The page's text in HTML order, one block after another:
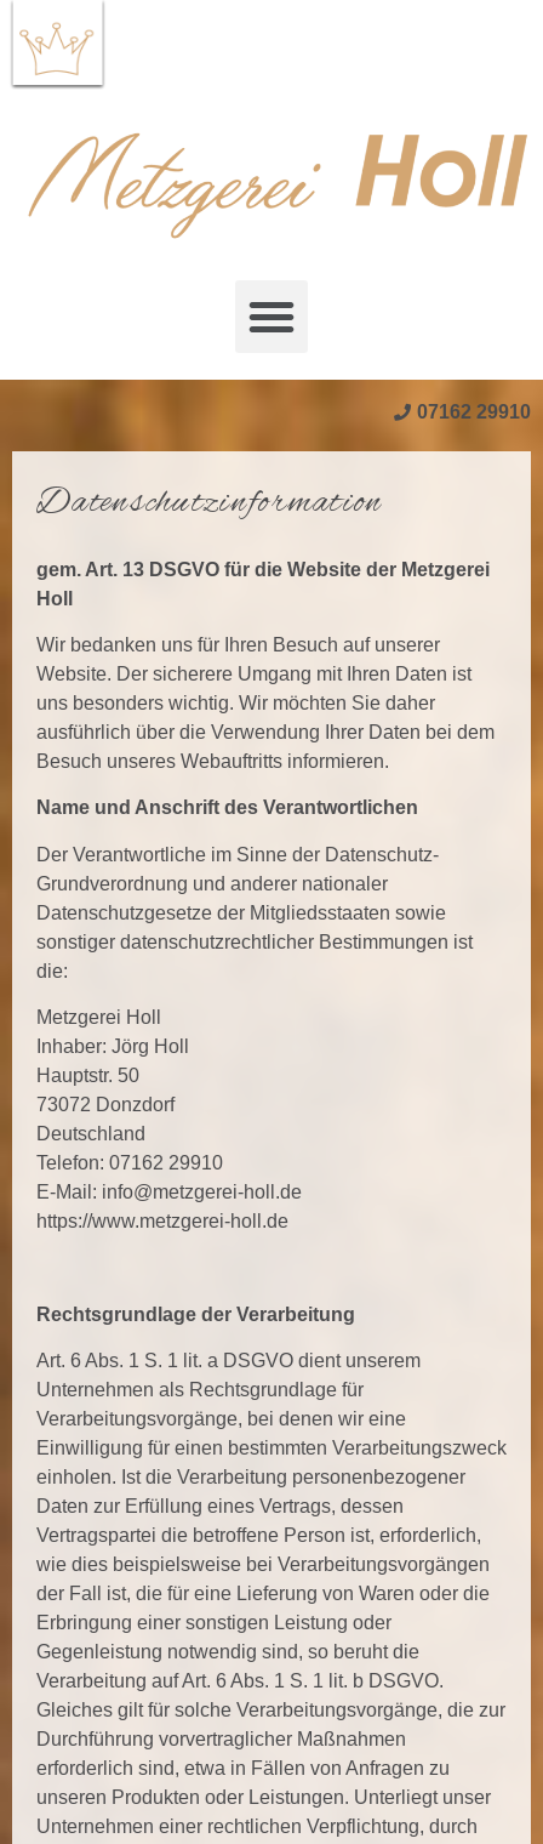
07162 29910
Datenschutzinformation
gem. Art. 13 DSGVO für die Website der Metzgerei
Holl
Wir bedanken uns für Ihren Besuch auf unserer
Website. Der sicherere Umgang mit Ihren Daten ist
uns besonders wichtig. Wir möchten Sie daher
ausführlich über die Verwendung Ihrer Daten bei dem
Besuch unseres Webauftritts informieren.
Name und Anschrift des Verantwortlichen
Der Verantwortliche im Sinne der Datenschutz-
Grundverordnung und anderer nationaler
Datenschutzgesetze der Mitgliedsstaaten sowie
sonstiger datenschutzrechtlicher Bestimmungen ist
die:
Metzgerei Holl
Inhaber: Jörg Holl
Hauptstr. 50
73072 Donzdorf
Deutschland
Telefon: 07162 29910
E-Mail: info@metzgerei-holl.de
https://www.metzgerei-holl.de
Rechtsgrundlage der Verarbeitung
Art. 6 Abs. 1 S. 1 lit. a DSGVO dient unserem
Unternehmen als Rechtsgrundlage für
Verarbeitungsvorgänge, bei denen wir eine
Einwilligung für einen bestimmten Verarbeitungszweck
einholen. Ist die Verarbeitung personenbezogener
Daten zur Erfüllung eines Vertrags, dessen
Vertragspartei die betroffene Person ist, erforderlich,
wie dies beispielsweise bei Verarbeitungsvorgängen
der Fall ist, die für eine Lieferung von Waren oder die
Erbringung einer sonstigen Leistung oder
Gegenleistung notwendig sind, so beruht die
Verarbeitung auf Art. 6 Abs. 1 S. 1 lit. b DSGVO.
Gleiches gilt für solche Verarbeitungsvorgänge, die zur
Durchführung vorvertraglicher Maßnahmen
erforderlich sind, etwa in Fällen von Anfragen zu
unseren Produkten oder Leistungen. Unterliegt unser
Unternehmen einer rechtlichen Verpflichtung, durch